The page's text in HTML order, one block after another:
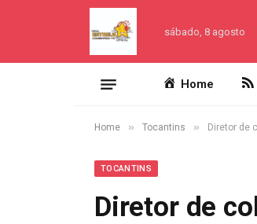
sábado, 8 agosto
Home
Home » Tocantins » Diretor de
TOCANTINS
Diretor de